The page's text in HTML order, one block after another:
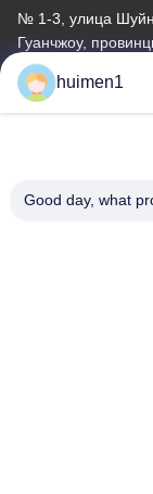
№ 1-3, улица
Гуанчжоу,
Телефон
86-18929562701
huimen1
Good day, what